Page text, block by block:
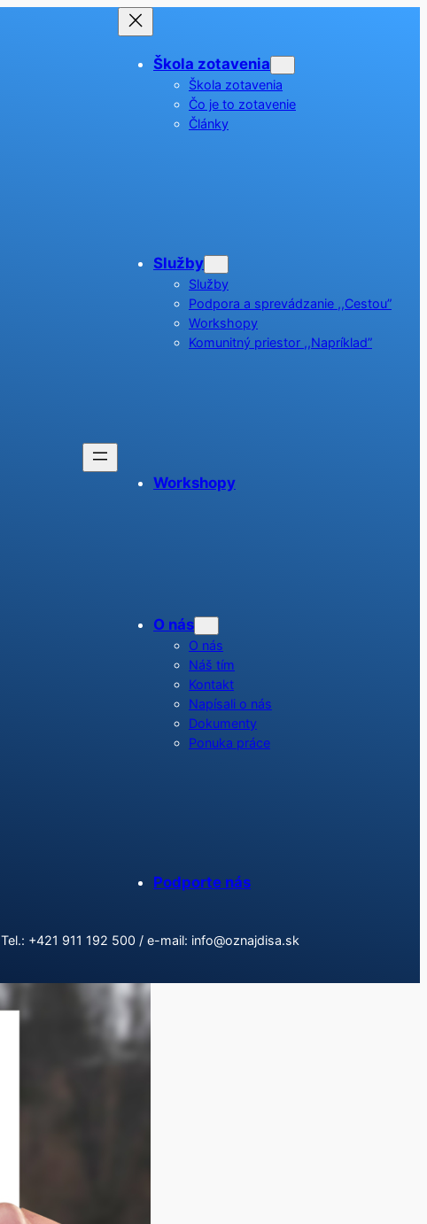
Škola zotavenia
Škola zotavenia
Čo je to zotavenie
Články
Služby
Služby
Podpora a sprevádzanie ,,Cestou”
Workshopy
Komunitný priestor ,,Napríklad”
Workshopy
O nás
O nás
Náš tím
Kontakt
Napísali o nás
Dokumenty
Ponuka práce
Podporte nás
Tel.: +421 911 192 500 / e-mail: info@oznajdisa.sk